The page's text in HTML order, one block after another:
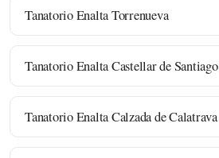
Tanatorio Enalta Torrenueva
Tanatorio Enalta Castellar de Santiago
Tanatorio Enalta Calzada de Calatrava